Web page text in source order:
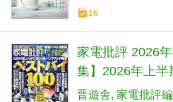
16
家電批評 2026
集】2026年上
晋遊舎 家電批評